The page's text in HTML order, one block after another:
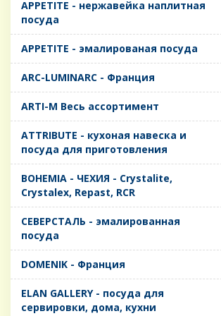
APPETITE - нержавейка наплитная
посуда
APPETITE - эмалированая посуда
ARC-LUMINARC - Франция
ARTI-M Весь ассортимент
ATTRIBUTE - кухоная навеска и
посуда для приготовления
BOHEMIA - ЧЕХИЯ - Crystalite,
Crystalex, Repast, RCR
CЕВЕРСТАЛЬ - эмалированная
посуда
DOMENIK - Франция
ELAN GALLERY - посуда для
сервировки, дома, кухни